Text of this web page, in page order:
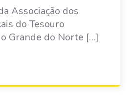
Associação dos
do Tesouro
Grande do Norte […]